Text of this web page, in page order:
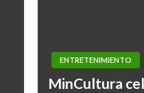
ENTRETENIMIENTO
MinCultura